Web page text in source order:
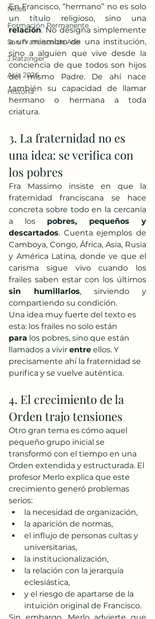
Nicea
Formación Permanente
San Francisco de Asís
J.Ratzinger
Asís 2026
Historia
En Francisco, “hermano” no es solo
relación. No designa simplemente
a un miembro de una institución,
sino a alguien que vive desde la
conciencia de que todos son hijos
del mismo Padre. De ahí nace
también su capacidad de llamar
hermano o hermana a toda
criatura.
3. La fraternidad no es
una idea: se verifica con
los pobres
Fra Massimo insiste en que la
fraternidad franciscana se hace
concreta sobre todo en la cercanía
a los pobres, pequeños y
descartados. Cuenta ejemplos de
Camboya, Congo, África, Asia, Rusia
y América Latina, donde ve que el
carisma sigue vivo cuando los
sin humillarlos, sirviendo y
compartiendo su condición.
Una idea muy fuerte del texto es
esta: los frailes no solo están
para los pobres, sino que están
llamados a vivir entre ellos. Y
precisamente ahí la fraternidad se
purifica y se vuelve auténtica.
4. El crecimiento de la
Orden trajo tensiones
Otro gran tema es cómo aquel
pequeño grupo inicial se
transformó con el tiempo en una
Orden extendida y estructurada. El
profesor Merlo explica que este
crecimiento generó problemas
serios:
la necesidad de organización,
la aparición de normas,
el influjo de personas cultas y
universitarias,
la institucionalización,
la relación con la jerarquía
eclesiástica,
y el riesgo de apartarse de la
intuición original de Francisco.